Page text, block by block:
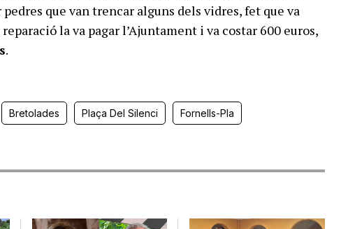
que van trencar alguns dels vidres, fet que va
la va pagar l’Ajuntament i va costar 600 euros,
.
Bretolades Plaça Del Silenci Fornells-Pla